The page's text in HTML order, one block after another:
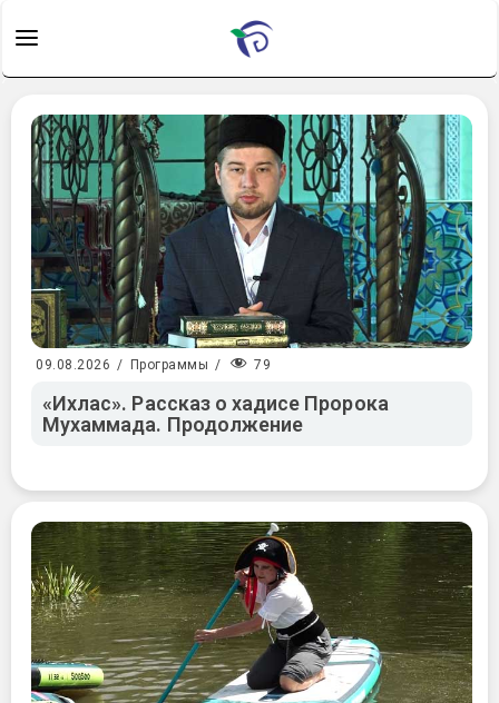
09.08.2026 / Программы / 79
«Ихлас». Рассказ о хадисе Пророка
Мухаммада. Продолжение